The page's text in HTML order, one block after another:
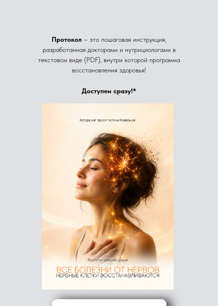
Доступен сразу!*
Протокол – это пошаговая инструкция,
разработанная докторами и нутрициологами в
текстовом виде (PDF), внутри которой программа
восстановления здоровья!